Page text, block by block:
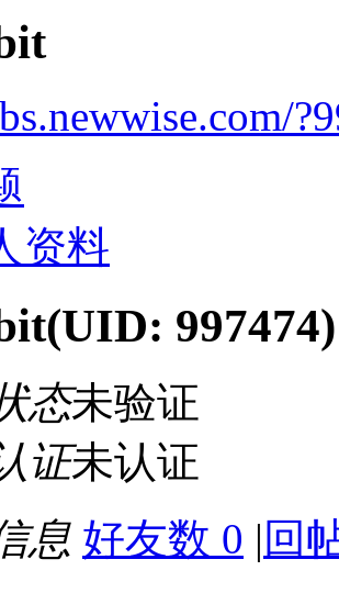
资料
(UID: 997474)
态未验证
证未认证
息 好友数 0 | 回